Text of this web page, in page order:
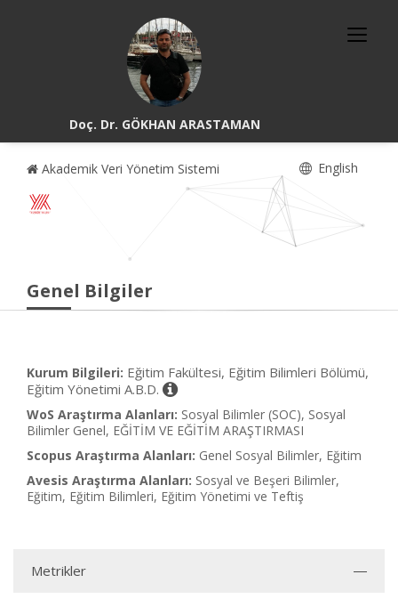
Doç. Dr. GÖKHAN ARASTAMAN
Akademik Veri Yönetim Sistemi English
Genel Bilgiler
Kurum Bilgileri: Eğitim Fakültesi, Eğitim Bilimleri Bölümü,
Eğitim Yönetimi A.B.D.
WoS Araştırma Alanları: Sosyal Bilimler (SOC), Sosyal
Bilimler Genel, EĞİTİM VE EĞİTİM ARAŞTIRMASI
Scopus Araştırma Alanları: Genel Sosyal Bilimler, Eğitim
Avesis Araştırma Alanları: Sosyal ve Beşeri Bilimler,
Eğitim, Eğitim Bilimleri, Eğitim Yönetimi ve Teftiş
Metrikler